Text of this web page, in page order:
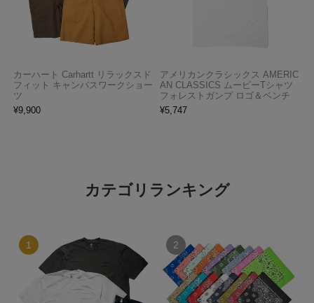
カーハート Carhartt リラックスド
フィット キャンバスワークショー
ツ
¥9,900
アメリカンクラシックス AMERIC
AN CLASSICS ムービーTシャツ
フォレストガンプ ロゴ＆ベンチ
¥5,747
カテゴリランキング